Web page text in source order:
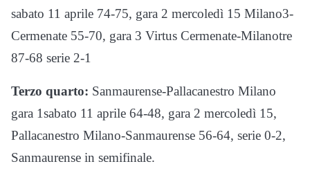
sabato 11 aprile 74-75, gara 2 mercoledì 15 Milano3-
Cermenate 55-70, gara 3 Virtus Cermenate-Milanotre
87-68 serie 2-1
Terzo quarto: Sanmaurense-Pallacanestro Milano
gara 1sabato 11 aprile 64-48, gara 2 mercoledì 15,
Pallacanestro Milano-Sanmaurense 56-64, serie 0-2,
Sanmaurense in semifinale.